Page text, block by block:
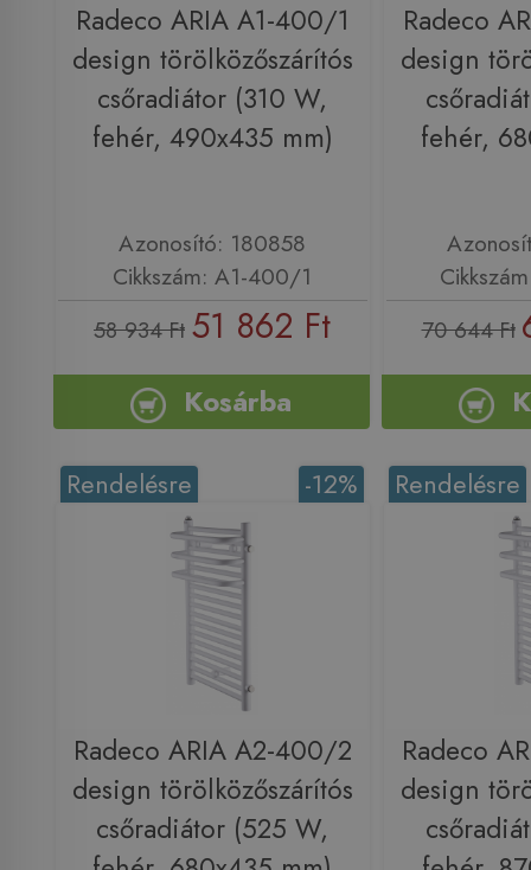
Radeco ARIA A1-400/1
design törölközőszárítós
csőradiátor (310 W,
fehér, 490x435 mm)
Azonosító: 180858
Cikkszám: A1-400/1
58 934 Ft 51 862 Ft
Kosárba
Radeco
design
fehér,
70 644 Ft
-12%
Rendelésre
Radeco ARIA A2-400/2
design törölközőszárítós
csőradiátor (525 W,
Rendelésre
Radeco
design